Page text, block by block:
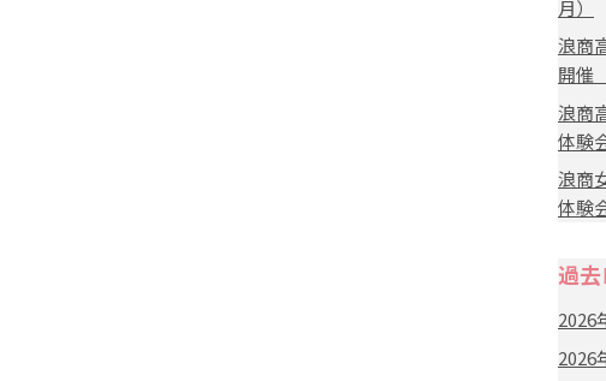
月）
浪商
開催
浪商
体験
浪商
体験
過
2026
2026